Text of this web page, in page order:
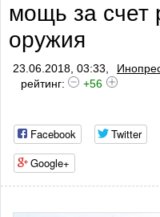
мощь за счет
оружия ​​​​​​​
23.06.2018, 03:33,
рейтинг:
+56
Facebook Twitter
Google+